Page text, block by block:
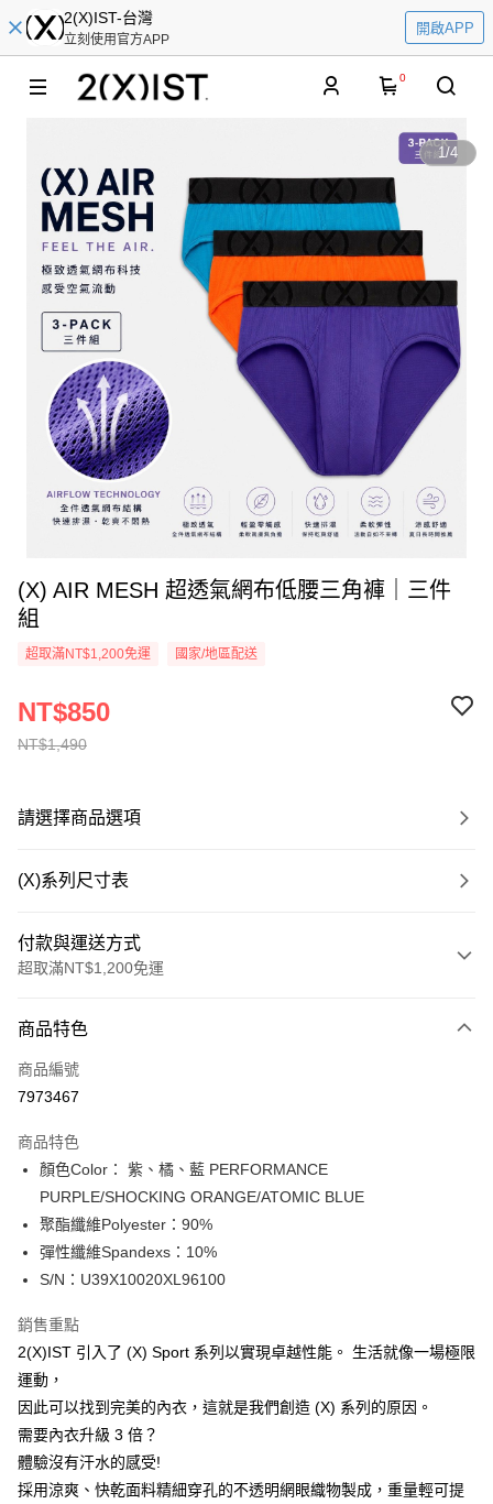
2(X)IST-台灣
立刻使用官方APP
開啟APP
0
1/4
(X) AIR MESH 超透氣網布低腰三角褲｜三件
組
超取滿NT$1,200免運 國家/地區配送
NT$1,490
NT$850
請選擇商品選項
(X)系列尺寸表
付款與運送方式
超取滿NT$1,200免運
信用卡一次付款
信用卡分期付款
合作金庫商業銀行
華南商業銀行
彰化商業銀行
上海商業儲蓄銀行
台北富邦商業銀行
國泰世華商業銀行
臺灣中小企業銀行
元大商業銀行
台新國際商業銀行
中國信託商業銀行
台灣樂天信用卡公司
超商取貨付款
LINE Pay
Apple Pay
街口支付
悠遊付
全盈+PAY
AFTEE先享後付
相關說明
【關於「AFTEE先享後付」】
便利好安心！
ATM付款
商品特色
商品編號
7973467
商品特色
顏色Color： 紫、橘、藍 PERFORMANCE
PURPLE/SHOCKING ORANGE/ATOMIC BLUE
聚酯纖維Polyester：90%
彈性纖維Spandexs：10%
S/N：U39X10020XL96100
銷售重點
2(X)IST 引入了 (X) Sport 系列以實現卓越性能。 生活就像一場極限
運動，
因此可以找到完美的內衣，這就是我們創造 (X) 系列的原因。
需要內衣升級 3 倍？
體驗沒有汗水的感受!
採用涼爽、快乾面料精細穿孔的不透明網眼織物製成，重量輕可提